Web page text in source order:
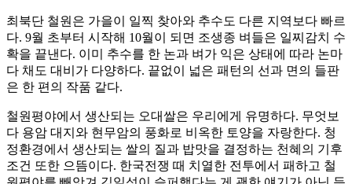
최북단 철원은 가을이 일찍 찾아와 추수도 다른 지역보다 빠르
다. 9월 초부터 시작해 10월이 되면 조생종 벼들은 일찌감치 수
확을 끝낸다. 이미 추수를 한 논과 벼가 익은 상태에 따라 논마
다 채도 대비가 다양하다. 끝없이 넓은 패턴의 선과 면의 들판
은 한 편의 작품 같다.
철원평야에서 생산되는 오대쌀은 우리에게 유명하다. 무엇보
다 용암 대지와 현무암의 풍화로 비옥한 토양을 자랑한다. 청
정환경에서 생산되는 쌀의 질과 밥맛을 결정하는 천혜의 기후
조건 또한 으뜸이다. 한국전쟁 때 치열한 전투에서 패하고 철